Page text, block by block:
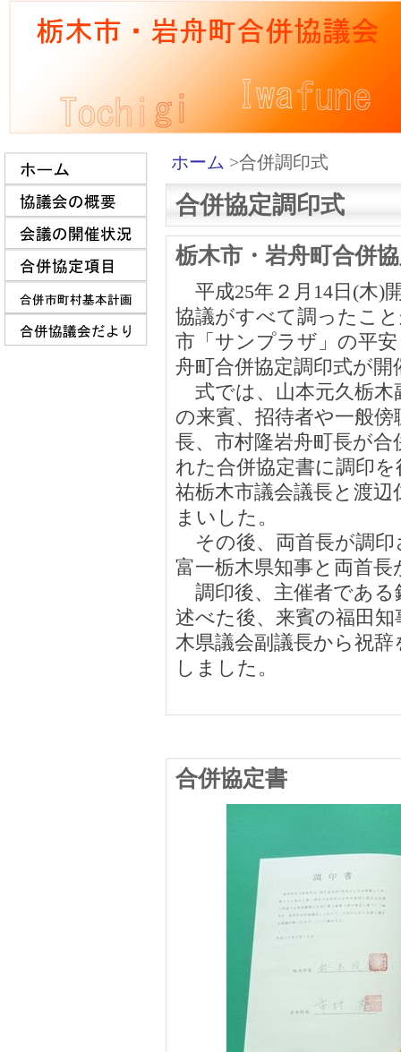
ホーム >合併調印式
合併協定調印式
栃木市・岩舟町合併
平成25年２月14日(木)
協議がすべて調ったこ
市「サンプラザ」の平
舟町合併協定調印式が
式では、山本元久栃木
の来賓、招待者や一般
長、市村隆岩舟町長が
れた合併協定書に調印
祐栃木市議会議長と渡
まいした。
その後、両首長が調印
富一栃木県知事と両首
調印後、主催者である
述べた後、来賓の福田
木県議会副議長から祝
しました。
合併協定書